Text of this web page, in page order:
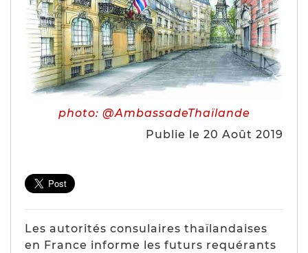
photo: @AmbassadeThaïlande
Publie le 20 Août 2019
Les autorités consulaires thaïlandaises
en France informe les futurs requérants